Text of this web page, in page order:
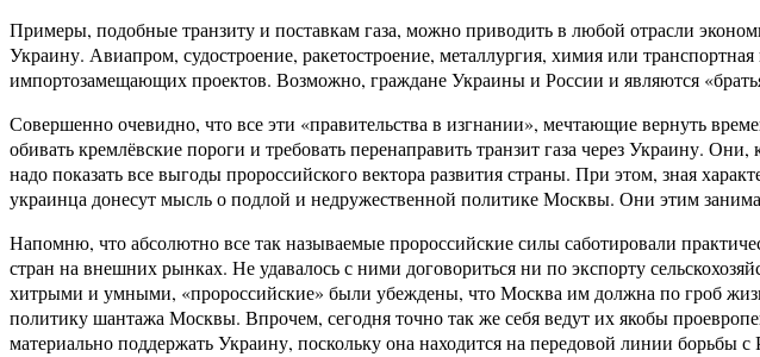
Примеры, подобные транзиту и поставкам газа, можно приводить в любой отрасли
Украину. Авиапром, судостроение, ракетостроение, металлургия, химия или
импортозамещающих проектов. Возможно, граждане Украины и России и являются
Совершенно очевидно, что все эти «правительства в изгнании», мечтающие вернуть
обивать кремлёвские пороги и требовать перенаправить транзит газа через Украину.
надо показать все выгоды пророссийского вектора развития страны. При этом, зная
украинца донесут мысль о подлой и недружественной политике Москвы. Они этим
Напомню, что абсолютно все так называемые пророссийские силы саботировали
стран на внешних рынках. Не удавалось с ними договориться ни по экспорту
хитрыми и умными, «пророссийские» были убеждены, что Москва им должна по гроб
политику шантажа Москвы. Впрочем, сегодня точно так же себя ведут их якобы
материально поддержать Украину, поскольку она находится на передовой линии борьбы